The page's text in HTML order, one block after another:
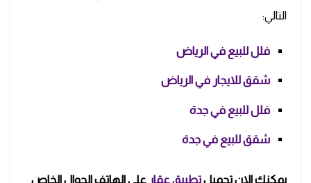
التالي:
فلل للبيع في الرياض
شقق للايجار في الرياض
فلل للبيع في جدة
شقق للبيع في جدة
يمكنك الان تحميلتطبيق عقار على الهاتف الجوال الخاص